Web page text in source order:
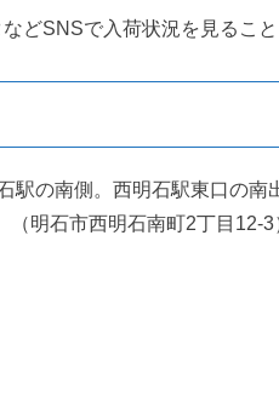
どSNSで入荷状況を見るこ
駅の南側。西明石駅東口の南
（明石市西明石南町2丁目12-3